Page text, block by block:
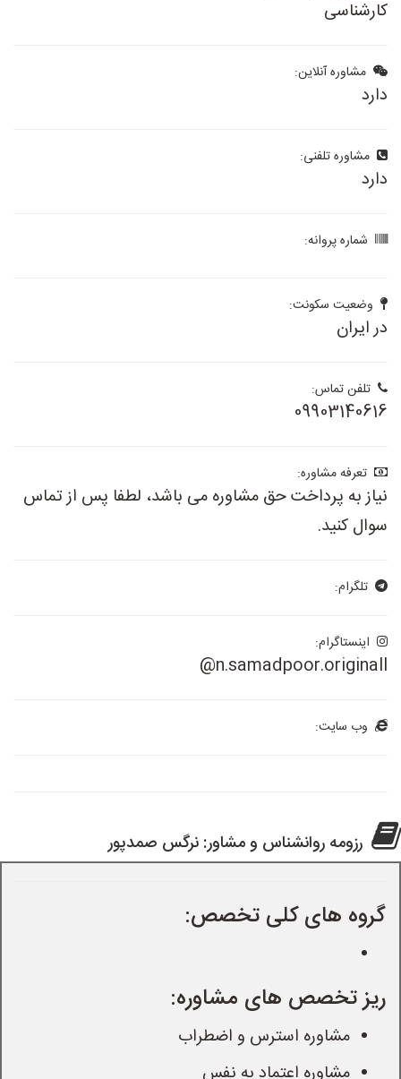
کارشناسی
مشاوره آنلاین:
دارد
مشاوره تلفنی:
دارد
شماره پروانه:
وضعیت سکونت:
در ایران
تلفن تماس:
09903140616
تعرفه مشاوره:
نیاز به پرداخت حق مشاوره می باشد، لطفا پس از تماس
سوال کنید.
تلگرام:
اینستاگرام:
@n.samadpoor.originall
وب سایت:
رزومه روانشناس و مشاور: نرگس صمدپور
گروه های کلی تخصص:
ریز تخصص های مشاوره:
مشاوره استرس و اضطراب
مشاوره اعتماد به نفس